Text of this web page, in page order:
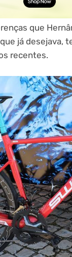
que
já desejava,
recentes.